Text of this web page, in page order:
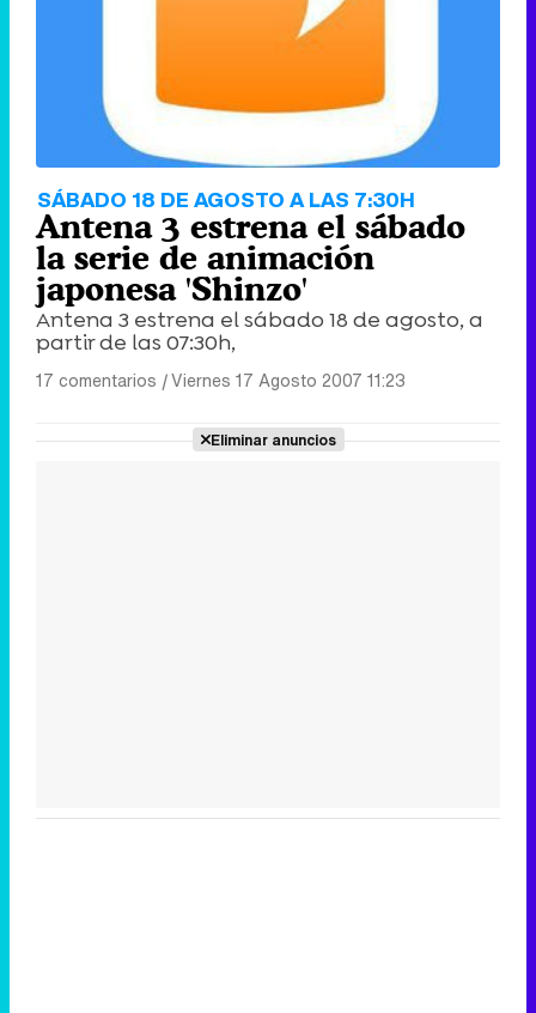
SÁBADO 18 DE AGOSTO A LAS 7:30H
Antena 3 estrena el sábado
la serie de animación
japonesa 'Shinzo'
Antena 3 estrena el sábado 18 de agosto, a
partir de las 07:30h,
17 comentarios |Viernes 17 Agosto 2007 11:23
Eliminar anuncios